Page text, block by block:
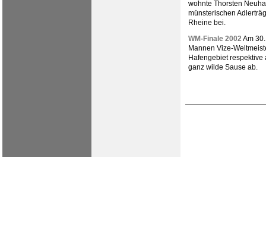
wohnte Thorsten
münsterischen
Rheine bei.
WM-Finale 2002Am
Mannen Vize-
Hafengebiet
ganz wilde Sause ab.